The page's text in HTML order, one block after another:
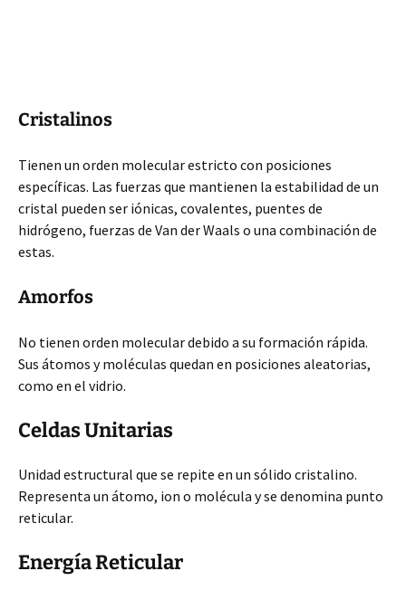
Cristalinos
Tienen un orden molecular estricto con posiciones
específicas. Las fuerzas que mantienen la estabilidad de un
cristal pueden ser iónicas, covalentes, puentes de
hidrógeno, fuerzas de Van der Waals o una combinación de
estas.
Amorfos
No tienen orden molecular debido a su formación rápida.
Sus átomos y moléculas quedan en posiciones aleatorias,
como en el vidrio.
Celdas Unitarias
Unidad estructural que se repite en un sólido cristalino.
Representa un átomo, ion o molécula y se denomina punto
reticular.
Energía Reticular